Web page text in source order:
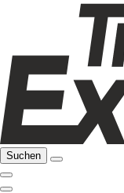
Suchen